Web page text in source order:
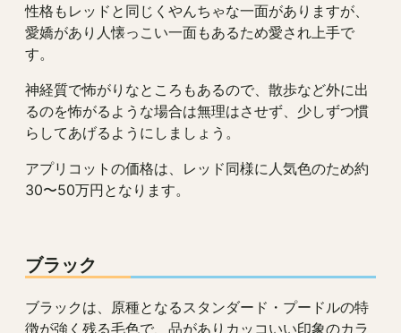
性格もレッドと同じくやんちゃな一面がありますが、
愛嬌があり人懐っこい一面もあるため愛され上手で
す。
神経質で怖がりなところもあるので、散歩など外に出
るのを怖がるような場合は無理はさせず、少しずつ慣
らしてあげるようにしましょう。
アプリコットの価格は、レッド同様に人気色のため約
30〜50万円となります。
ブラック
ブラックは、原種となるスタンダード・プードルの特
徴が強く残る毛色で、品がありカッコいい印象のカラ